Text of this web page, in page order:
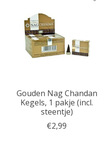
Gouden Nag Chandan
Kegels, 1 pakje (incl.
steentje)
€2,99